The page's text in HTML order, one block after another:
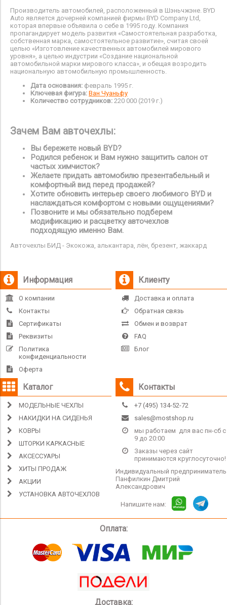
Производитель автомобилей, расположенный в Шэньчжэне. BYD
Auto является дочерней компанией фирмы BYD Company Ltd,
которая впервые объявила о себе в 1995 году. Компания
пропагандирует модель развития «Самостоятельная разработка,
собственная марка, самостоятельное развитие», считая своей
целью «Изготовление качественных автомобилей мирового
уровня», а целью индустрии «Создание национальной
автомобильной марки мирового класса», и обещая возродить
национальную автомобильную промышленность.
Дата основания: февраль 1995 г.
Ключевая фигура: Ван Чуаньфу
Количество сотрудников: 220 000 (2019 г.)
Зачем Вам авточехлы:
Вы бережете новый BYD?
Родился ребенок и Вам нужно защитить салон от
частых химчисток?
Желаете придать автомобилю презентабельный и
комфортный вид перед продажей?
Хотите обновить интерьер своего любимого BYD и
наслаждаться комфортом с новыми ощущениями?
Позвоните и мы обязательно подберем
модификацию и расцветку авточехлов
подходящую именно Вам.
Авточехлы БИД - Экокожа, алькантара, лён, брезент, жаккард
Информация
О компании
Контакты
Сертификаты
Реквизиты
Политика
конфиденциальности
Оферта
Клиенту
Доставка и оплата
Обратная связь
Обмен и возврат
FAQ
Блог
Каталог
МОДЕЛЬНЫЕ ЧЕХЛЫ
НАКИДКИ НА СИДЕНЬЯ
КОВРЫ
ШТОРКИ КАРКАСНЫЕ
АКСЕССУАРЫ
ХИТЫ ПРОДАЖ
АКЦИИ
УСТАНОВКА АВТОЧЕХЛОВ
Контакты
+7 (495) 134-52-72
sales@mostshop.ru
мы работаем для вас пн-сб с
9 до 20:00
Заказы через сайт
принимаются круглосуточно!
Индивидуальный предприниматель
Панфилкин Дмитрий
Александрович
Напишите нам:
Оплата:
Доставка: